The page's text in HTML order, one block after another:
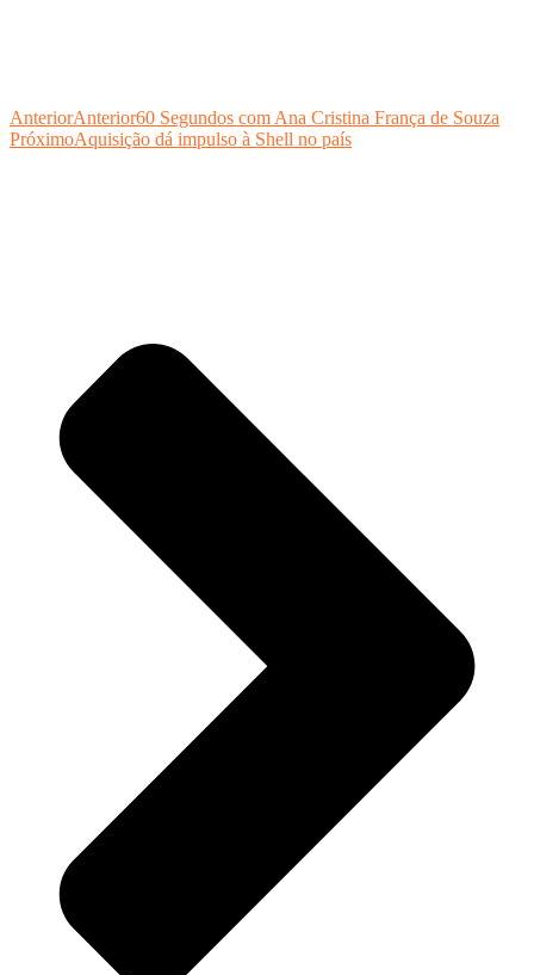
AnteriorAnterior60 Segundos com Ana Cristina França de Souza
PróximoAquisição dá impulso à Shell no país